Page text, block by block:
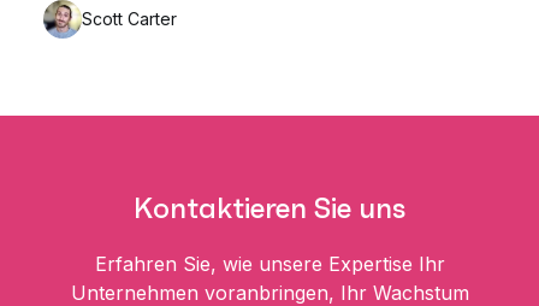
Scott Carter
Kontaktieren Sie uns
Erfahren Sie, wie unsere Expertise Ihr
Unternehmen voranbringen, Ihr Wachstum